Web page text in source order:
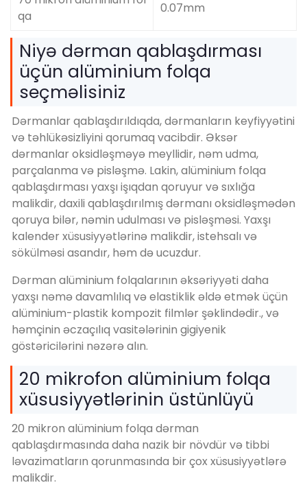
qa
0.07mm
Niyə dərman qablaşdırması
üçün alüminium folqa
seçməlisiniz
Dərmanlar qablaşdırıldıqda, dərmanların keyfiyyətini
və təhlükəsizliyini qorumaq vacibdir. Əksər
dərmanlar oksidləşməyə meyllidir, nəm udma,
parçalanma və pisləşmə. Lakin, alüminium folqa
qablaşdırması yaxşı işıqdan qoruyur və sıxlığa
malikdir, daxili qablaşdırılmış dərmanı oksidləşmədən
qoruya bilər, nəmin udulması və pisləşməsi. Yaxşı
kalender xüsusiyyətlərinə malikdir, istehsalı və
sökülməsi asandır, həm də ucuzdur.
Dərman alüminium folqalarının əksəriyyəti daha
yaxşı nəmə davamlılıq və elastiklik əldə etmək üçün
alüminium-plastik kompozit filmlər şəklindədir., və
həmçinin əczaçılıq vasitələrinin gigiyenik
göstəricilərini nəzərə alın.
20 mikrofon alüminium folqa
xüsusiyyətlərinin üstünlüyü
20 mikron alüminium folqa dərman
qablaşdırmasında daha nazik bir növdür və tibbi
ləvazimatların qorunmasında bir çox xüsusiyyətlərə
malikdir.